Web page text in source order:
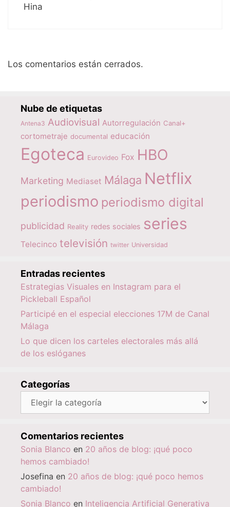
Hina
Los comentarios están cerrados.
Nube de etiquetas
Antena3 Audiovisual Autorregulación Canal+
cortometraje documental educación
Egoteca Eurovideo Fox HBO
Marketing Mediaset Málaga Netflix
periodismo periodismo digital
publicidad Reality redes sociales series
Telecinco televisión twitter Universidad
Entradas recientes
Estrategias Visuales en Instagram para el
Pickleball Español
Participé en el especial elecciones 17M de Canal
Málaga
Lo que dicen los carteles electorales más allá
de los eslóganes
Categorías
Categorías
Comentarios recientes
Sonia Blanco en 20 años de blog: ¡qué poco
hemos cambiado!
Josefina en 20 años de blog: ¡qué poco hemos
cambiado!
Sonia Blanco en Inteligencia Artificial Generativa